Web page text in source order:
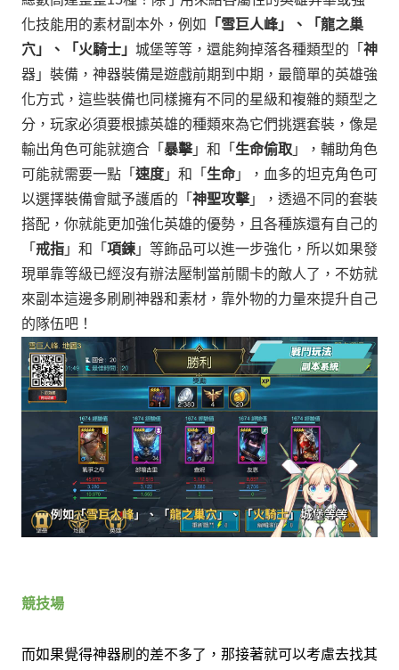
化技能用的素材副本外， 例如
「雪巨人峰」、「龍之巢
穴」、「火騎士」 城堡等等， 還能夠掉落各種類型的「 神
器 」裝備， 神器裝備是遊戲前期到中期，最簡單的英雄強
化方式， 這些裝備也同樣擁有不同的星級和複雜的類型之
分， 玩家必須要根據英雄的種類來為它們挑選套裝， 像是
輸出角色可能就適合「 暴擊」和「 生命偷取 」， 輔助角色
可能就需要一點「 速度 」和「 生命 」， 血多的坦克角色可
以選擇裝備會賦予護盾的「 神聖攻擊」， 透過不同的套裝
搭配，你就能更加強化英雄的優勢， 且各種族還有自己的
「 戒指 」和「 項鍊」等飾品可以進一步強化， 所以如果發
現單靠等級已經沒有辦法壓制當前關卡的敵人了， 不妨就
來副本這邊多刷刷神器和素材， 靠外物的力量來提升自己
的隊伍吧！
競技場
而如果覺得神器刷的差不多了， 那接著就可以考慮去找其